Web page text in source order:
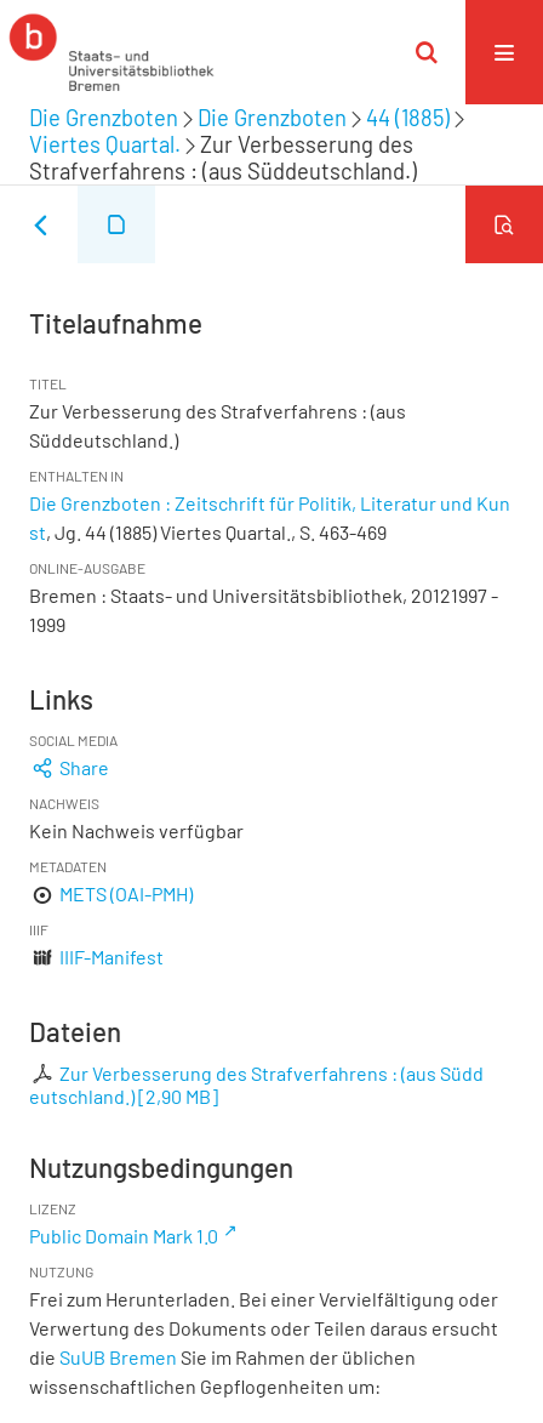
Die Grenzboten Die Grenzboten
44 (1885)
Viertes Quartal.
Zur Verbesserung des
Strafverfahrens : (aus Süddeutschland.)
Titelaufnahme
TITEL
Zur Verbesserung des Strafverfahrens : (aus
Süddeutschland.)
ENTHALTEN IN
Die Grenzboten : Zeitschrift für Politik, Literatur und Kun
st, Jg. 44 (1885) Viertes Quartal., S. 463-469
ONLINE-AUSGABE
Bremen : Staats- und Universitätsbibliothek, 20121997 -
1999
Links
SOCIAL MEDIA
Share
NACHWEIS
Kein Nachweis verfügbar
METADATEN
METS (OAI-PMH)
IIIF
IIIF-Manifest
Dateien
Zur Verbesserung des Strafverfahrens : (aus Südd
eutschland.)[2,90 MB]
Nutzungsbedingungen
LIZENZ
Public Domain Mark 1.0
NUTZUNG
Frei zum Herunterladen. Bei einer Vervielfältigung oder
Verwertung des Dokuments oder Teilen daraus ersucht
die SuUB Bremen Sie im Rahmen der üblichen
wissenschaftlichen Gepflogenheiten um: